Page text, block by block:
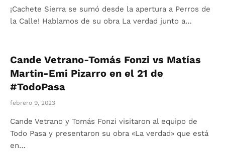
¡Cachete Sierra se sumó desde la apertura a Perros de
la Calle! Hablamos de su obra La verdad junto a…
Cande Vetrano-Tomás Fonzi vs Matías
Martin-Emi Pizarro en el 21 de
#TodoPasa
febrero 9, 2023
Cande Vetrano y Tomás Fonzi visitaron al equipo de
Todo Pasa y presentaron su obra «La verdad» que está
en…